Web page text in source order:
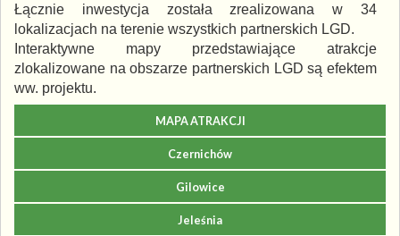
Łącznie inwestycja została zrealizowana w 34
lokalizacjach na terenie wszystkich partnerskich LGD.
Interaktywne mapy przedstawiające atrakcje
zlokalizowane na obszarze partnerskich LGD są efektem
ww. projektu.
MAPA ATRAKCJI
Czernichów
Gilowice
Jeleśnia